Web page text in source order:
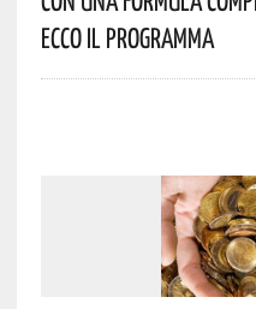
Ecco Il Programma